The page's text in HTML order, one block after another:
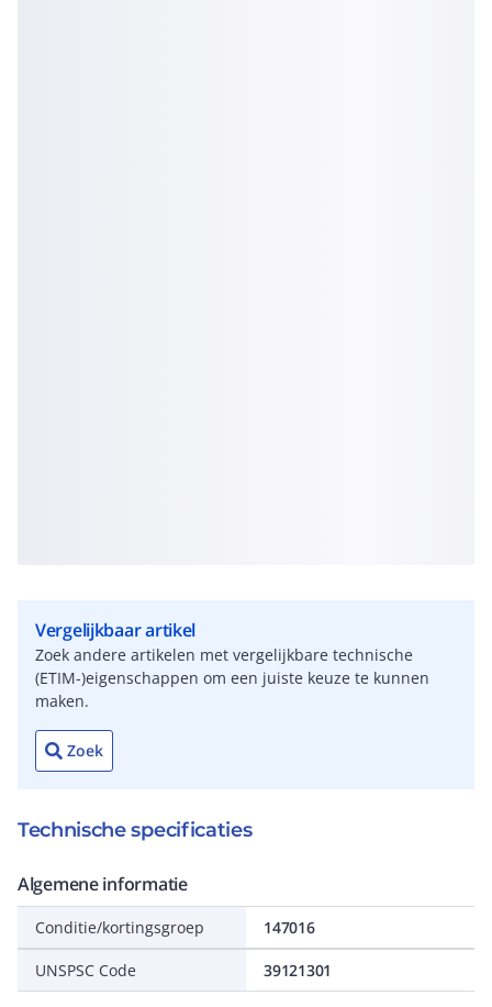
Vergelijkbaar artikel
Zoek andere artikelen met vergelijkbare technische
(ETIM-)eigenschappen om een juiste keuze te kunnen
maken.
Zoek
Technische specificaties
Algemene informatie
Conditie/kortingsgroep 147016
UNSPSC Code 39121301